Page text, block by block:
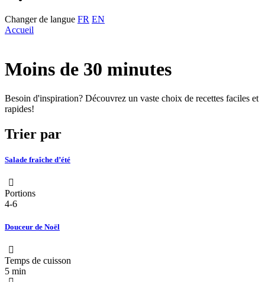
Changer de langue FR EN
Accueil
Moins de 30 minutes
Besoin d'inspiration? Découvrez un vaste choix de recettes faciles et
rapides!
Trier par
Salade fraîche d’été
Portions
4-6
Douceur de Noël
Temps de cuisson
5 min